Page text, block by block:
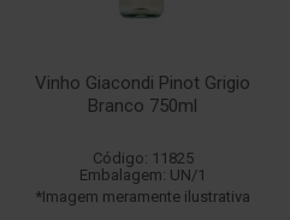
Vinho Giacondi Pinot Grigio
Branco 750ml
Código: 11825
Embalagem: UN/1
*Imagem meramente ilustrativa